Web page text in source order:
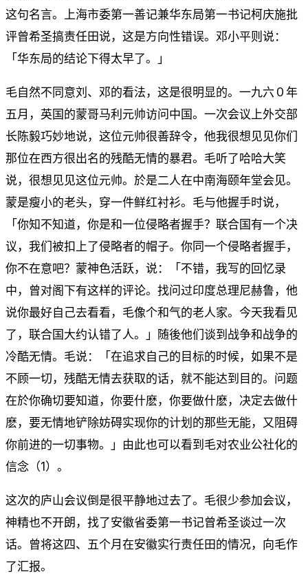
这句名言。上海市委第一善记兼华东局第一书记柯庆施批
评曾希圣搞责任田说，这是方向性错误。邓小平则说：
「华东局的结论下得太早了。」
毛自然不同意刘、邓的看法，这是很明显的。一九六０年
五月，英国的蒙哥马利元帅访问中国。一次会议上外交部
长陈毅巧妙地说，这位元帅很善辞令，他我很想见见你们
那位在西方很出名的残酷无情的暴君。毛听了哈哈大笑
说，很想见见这位元帅。於是二人在中南海颐年堂会见。
蒙是瘦小的老头，穿一件鲜红衬衫。毛与他握手时说，
「你知不知道，你是和一位侵略者握手？联合国有一个决
议，我们被扣上了侵略者的帽子。你同一个侵略者握手，
你不在意吧？蒙神色活跃，说：「不错，我写的回忆录
中，曾对阁下有这样的评论。找问过印度总理尼赫鲁，他
说你最好自己去看看，毛像个和气的老人家。今天我看见
了，联合国大约认错了人。」随後他们谈到战争和战争的
冷酷无情。毛说：「在追求自己的目标的时候，如果不是
不顾一切，残酷无情去获取的话，就不能达到目的。问题
在於你确切要知道，你要什麽，你要做什麽，决定去做什
麽，要无情地铲除妨碍实现你的计划的那些无能，又阻碍
你前进的一切事物。」由此也可以看到毛对农业公社化的
信念（1）。
这次的庐山会议倒是很平静地过去了。毛很少参加会议，
神精也不开朗，找了安徽省委第一书记曾希圣谈过一次
话。曾将这四、五个月在安徽实行责任田的情况，向毛作
了汇报。